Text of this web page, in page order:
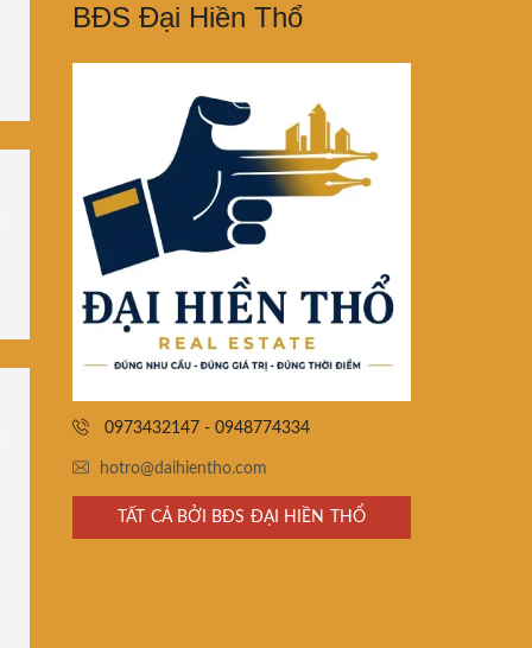
BĐS Đại Hiền Thổ
0973432147 - 0948774334
hotro@daihientho.com
TẤT CẢ BỞI BĐS ĐẠI HIỀN THỔ